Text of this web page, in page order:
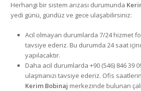
Herhangi bir sistem arızası durumunda
yedi günü, gündüz ve gece ulaşabilirsiniz:
Acil olmayan durumlarda 7/24 hizmet
tavsiye ederiz. Bu durumda 24 saat
yapılacaktır.
Daha acil durumlarda +90 (546) 846 39
ulaşmanızı tavsiye ederiz. Ofis
Kerim Bobinaj merkezinde bulunan